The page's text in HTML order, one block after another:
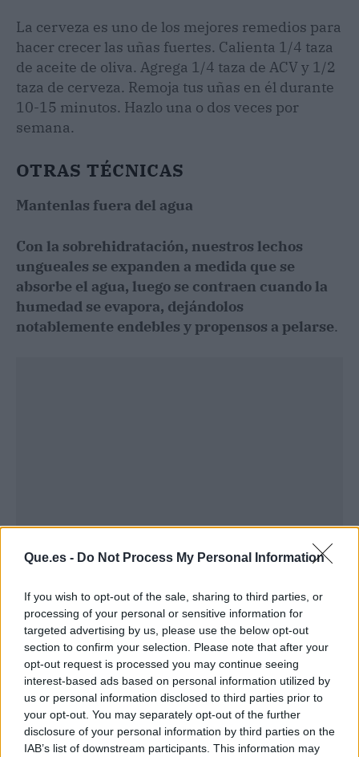
Que.es - Do Not Process My Personal Information
If you wish to opt-out of the sale, sharing to third parties, or
processing of your personal or sensitive information for
targeted advertising by us, please use the below opt-out
section to confirm your selection. Please note that after your
opt-out request is processed you may continue seeing
interest-based ads based on personal information utilized by
us or personal information disclosed to third parties prior to
your opt-out. You may separately opt-out of the further
disclosure of your personal information by third parties on the
IAB’s list of downstream participants. This information may
La cerveza es uno de los mejores remedios para
hacer crecer las uñas fuertes. Calienta 1/4 taza
de aceite de oliva. Agrega 1/4 taza de ACV y 1/2
taza de cerveza. Remoja tus uñas en él durante
10-15 minutos. Hazlo una o dos veces por
semana.
OTRAS TÉCNICAS
Mantenlas fuera del agua
Con la sobrehidratación, nuestros lechos
ungueales se expanden a medida que se
absorbe el agua, luego se contraen cuando la
humedad se evapora, dejándolos
notablemente endebles y propensos a pelarse.
Publicidad